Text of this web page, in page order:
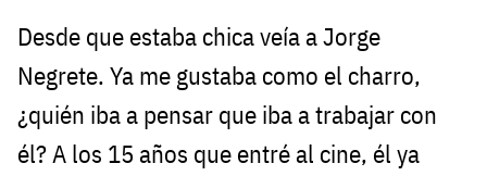
Desde que estaba chica veía a Jorge
Negrete. Ya me gustaba como el charro,
¿quién iba a pensar que iba a trabajar con
él? A los 15 años que entré al cine, él ya